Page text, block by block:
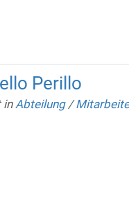
Perillo
in Abteilung /